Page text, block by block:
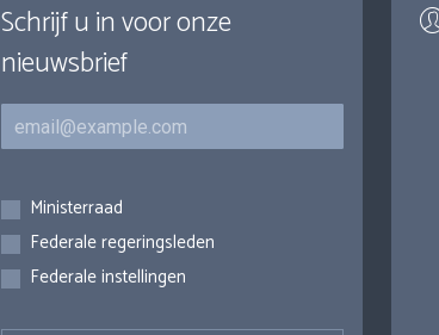
Schrijf u in voor onze
nieuwsbrief
E-mail
Inschrijvingen
Ministerraad
Federale regeringsleden
Federale instellingen